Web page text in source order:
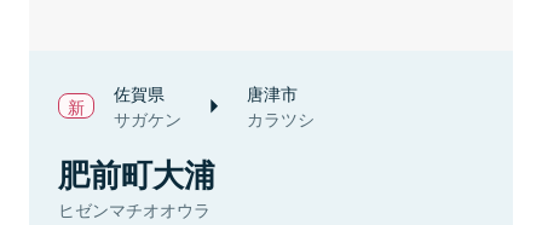
佐賀県
サガケン
唐津市
カラツシ
肥前町大浦
ヒゼンマチオオウラ